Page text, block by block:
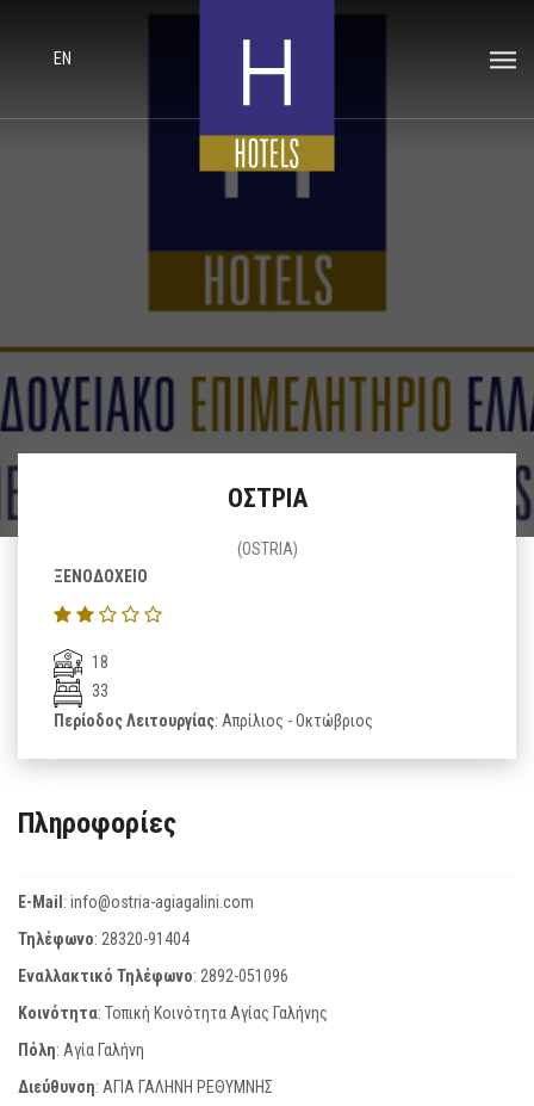
EN
ΟΣΤΡΙΑ
(OSTRIA)
ΞΕΝΟΔΟΧΕΙΟ
18
33
Περίοδος Λειτουργίας: Απρίλιος - Οκτώβριος
Πληροφορίες
E-Mail: info@ostria-agiagalini.com
Τηλέφωνο: 28320-91404
Εναλλακτικό Τηλέφωνο: 2892-051096
Κοινότητα: Τοπική Κοινότητα Αγίας Γαλήνης
Πόλη: Αγία Γαλήνη
Διεύθυνση: ΑΓΙΑ ΓΑΛΗΝΗ ΡΕΘΥΜΝΗΣ